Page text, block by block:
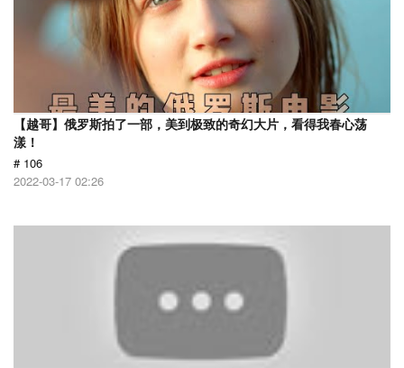
【越哥】俄罗斯拍了一部，美到极致的奇幻大片，看得我春心荡
漾！
# 106
2022-03-17 02:26